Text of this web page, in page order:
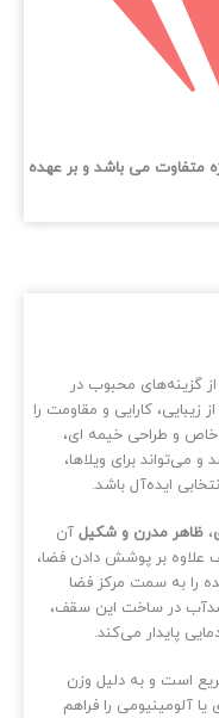
می باشد و بر عهده
محبوب در
کارایی و مقاومت را
خیمه‌ ای،
برای ویلاها،
باشد.
مدرن و شکیل آن
پوشش دادن فضا،
سمت مرکز فضا
در ساخت این سقف،
می‌کند.
و به دلیل وزن
را فراهم